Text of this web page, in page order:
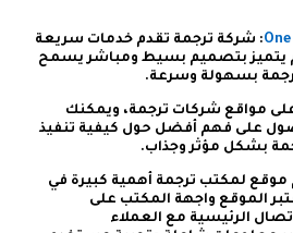
: شركة ترجمة تقدم خدمات سريعة
يتميز بتصميم بسيط ومباشر يسمح
بسهولة وسرعة.
مواقع شركات ترجمة، ويمكنك
على فهم أفضل حول كيفية تنفيذ
بشكل مؤثر وجذاب.
لمكتب ترجمة أهمية كبيرة في
الموقع واجهة المكتب على
الرئيسية مع العملاء